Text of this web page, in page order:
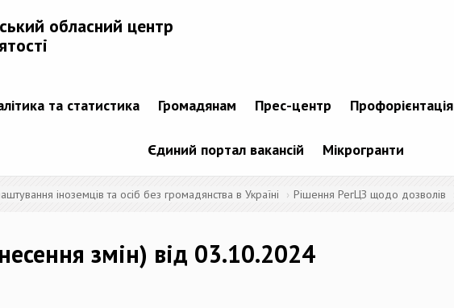
обласний центр
та статистика Громадянам Прес-центр Профорієнтація
Єдиний портал вакансій Мікрогранти
іноземців та осіб без громадянства в Україні Рішення РегЦЗ щодо дозволів
змін) від 03.10.2024